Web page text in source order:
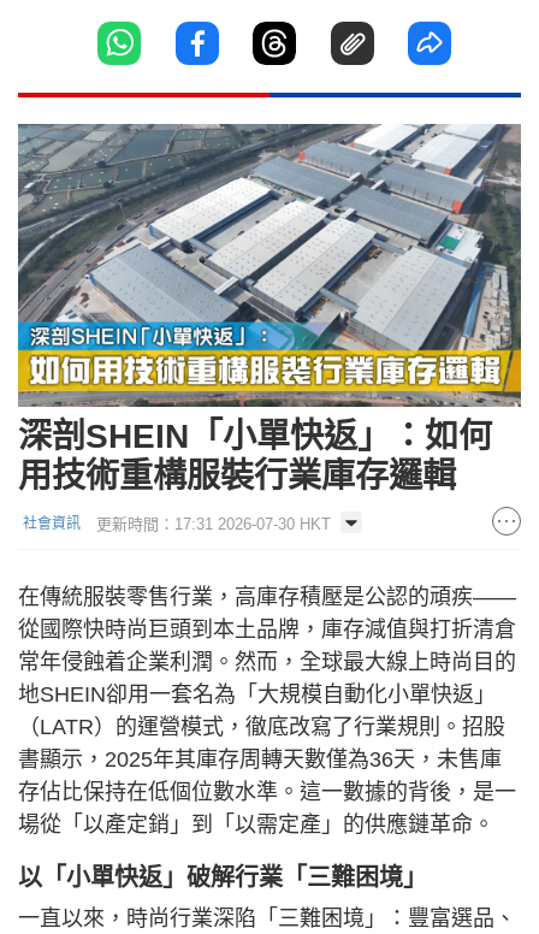
深剖SHEIN「小單快返」：如何
用技術重構服裝行業庫存邏輯
社會資訊 更新時間：17:31 2026-07-30 HKT
在傳統服裝零售行業，高庫存積壓是公認的頑疾——
從國際快時尚巨頭到本土品牌，庫存減值與打折清倉
常年侵蝕着企業利潤。然而，全球最大線上時尚目的
地SHEIN卻用一套名為「大規模自動化小單快返」
（LATR）的運營模式，徹底改寫了行業規則。招股
書顯示，2025年其庫存周轉天數僅為36天，未售庫
存佔比保持在低個位數水準。這一數據的背後，是一
場從「以產定銷」到「以需定產」的供應鏈革命。
以「小單快返」破解行業「三難困境」
一直以來，時尚行業深陷「三難困境」：豐富選品、